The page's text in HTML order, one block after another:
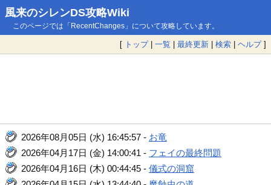
風来のシレンDS攻略Wiki
このページでは「RecentChanges」について攻略しています。
[ トップ| 一覧 | 最終更新 | 検索 | ヘルプ]
2026年08月05日 (水) 16:45:57 - お竜
2026年04月17日 (金) 14:00:41 - フェイの最終問題
2026年04月16日 (木) 00:44:45 -儀式の洞窟